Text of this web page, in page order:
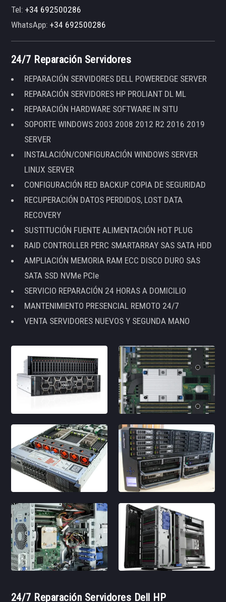
Tel:+34 692500286
WhatsApp:+34 692500286
24/7 Reparación Servidores
REPARACIÓN SERVIDORES DELL POWEREDGE SERVER
REPARACIÓN SERVIDORES HP PROLIANT DL ML
REPARACIÓN HARDWARE SOFTWARE IN SITU
SOPORTE WINDOWS 2003 2008 2012 R2 2016 2019
SERVER
INSTALACIÓN/CONFIGURACIÓN WINDOWS SERVER
LINUX SERVER
CONFIGURACIÓN RED BACKUP COPIA DE SEGURIDAD
RECUPERACIÓN DATOS PERDIDOS, LOST DATA
RECOVERY
SUSTITUCIÓN FUENTE ALIMENTACIÓN HOT PLUG
RAID CONTROLLER PERC SMARTARRAY SAS SATA HDD
AMPLIACIÓN MEMORIA RAM ECC DISCO DURO SAS
SATA SSD NVMe PCIe
SERVICIO REPARACIÓN 24 HORAS A DOMICILIO
MANTENIMIENTO PRESENCIAL REMOTO 24/7
VENTA SERVIDORES NUEVOS Y SEGUNDA MANO
24/7 Reparación Servidores Dell HP